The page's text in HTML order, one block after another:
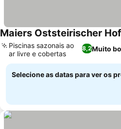
Maiers Oststeirischer Hof
8,2Muito
Piscinas sazonais ao
ar livre e cobertas
Selecione as datas para ver os